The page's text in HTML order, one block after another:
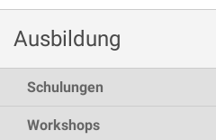
Ausbildung
Schulungen
Workshops